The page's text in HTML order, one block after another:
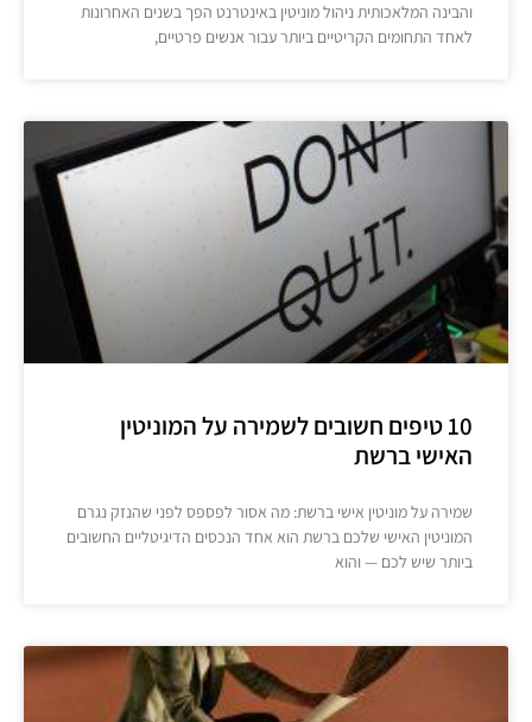
והבינה המלאכותית ניהול מוניטין באינטרנט הפך בשנים האחרונות
לאחד התחומים הקריטיים ביותר עבור אנשים פרטיים,
10 טיפים חשובים לשמירה על המוניטין
האישי ברשת
שמירה על מוניטין אישי ברשת: מה אסור לפספס לפני שהנזק נגרם
המוניטין האישי שלכם ברשת הוא אחד הנכסים הדיגיטליים החשובים
ביותר שיש לכם — והוא